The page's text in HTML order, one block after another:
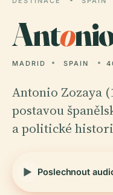
Anto
MADRID SPAIN
Antonio Zozaya
postavou
a politické
Poslechnout